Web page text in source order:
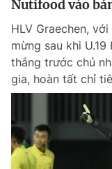
Nutifood vào
HLV Graechen,
mừng sau khi
thắng trước chủ
gia, hoàn tất chỉ